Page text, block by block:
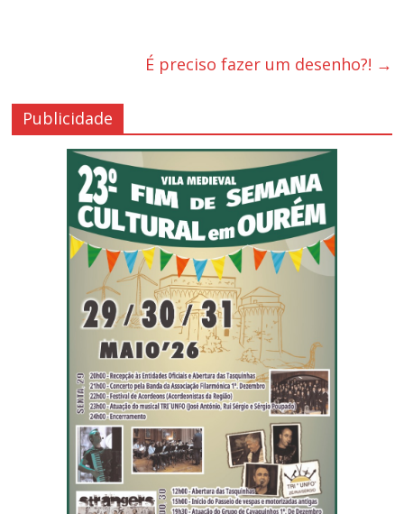
É preciso fazer um desenho?! →
Publicidade